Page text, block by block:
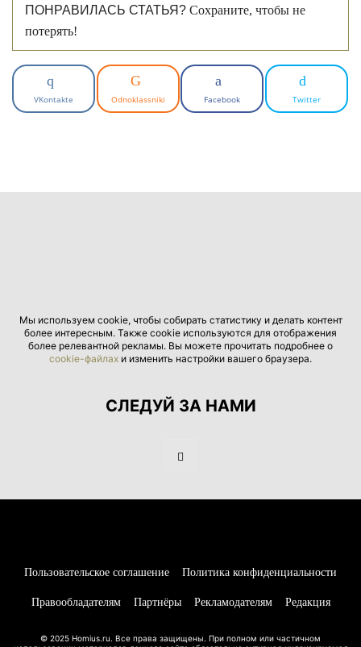
ПОНРАВИЛАСЬ СТАТЬЯ? Сохраните, чтобы не
потерять!
VKontakte Odnoklassniki Facebook Twitter
Мы используем cookie, чтобы собирать статистику и делать контент
более интересным. Также cookie используются для отображения
более релевантной рекламы. Вы можете прочитать подробнее о
cookie-файлах и изменить настройки вашего браузера.
СЛЕДУЙ ЗА НАМИ
Пользовательское соглашение Политика конфиденциальности
Правообладателям Партнёры Рекламодателям Редакция
© 2025 Homius.ru. Все права защищены. При полном или частичном